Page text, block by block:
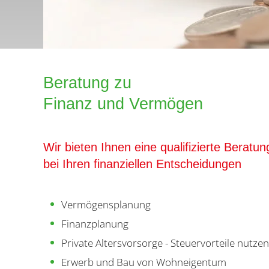
Beratung zu
Finanz und Vermögen
Wir bieten Ihnen eine qualifizierte
bei Ihren finanziellen Entscheidungen
Vermögensplanung
Finanzplanung
Private Altersvorsorge - Steuervorteile nutzen
Erwerb und Bau von Wohneigentum